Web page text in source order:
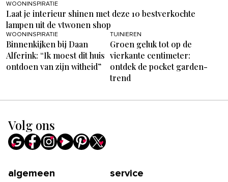
WOONINSPIRATIE
Laat je interieur shinen met deze 10 bestverkochte
lampen uit de vtwonen shop
WOONINSPIRATIE
Binnenkijken bij Daan
Alferink: “Ik moest dit huis
ontdoen van zijn witheid”
TUINIEREN
Groen geluk tot op de
vierkante centimeter:
ontdek de pocket garden-
trend
Volg ons
algemeen
service